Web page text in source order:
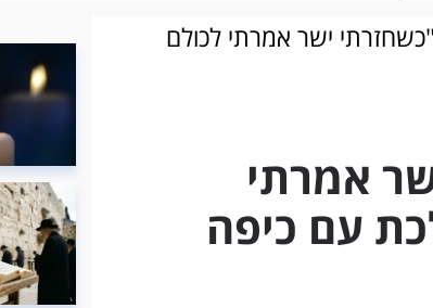
ישר אמרתי לכולם
אמרתי
עם כיפה